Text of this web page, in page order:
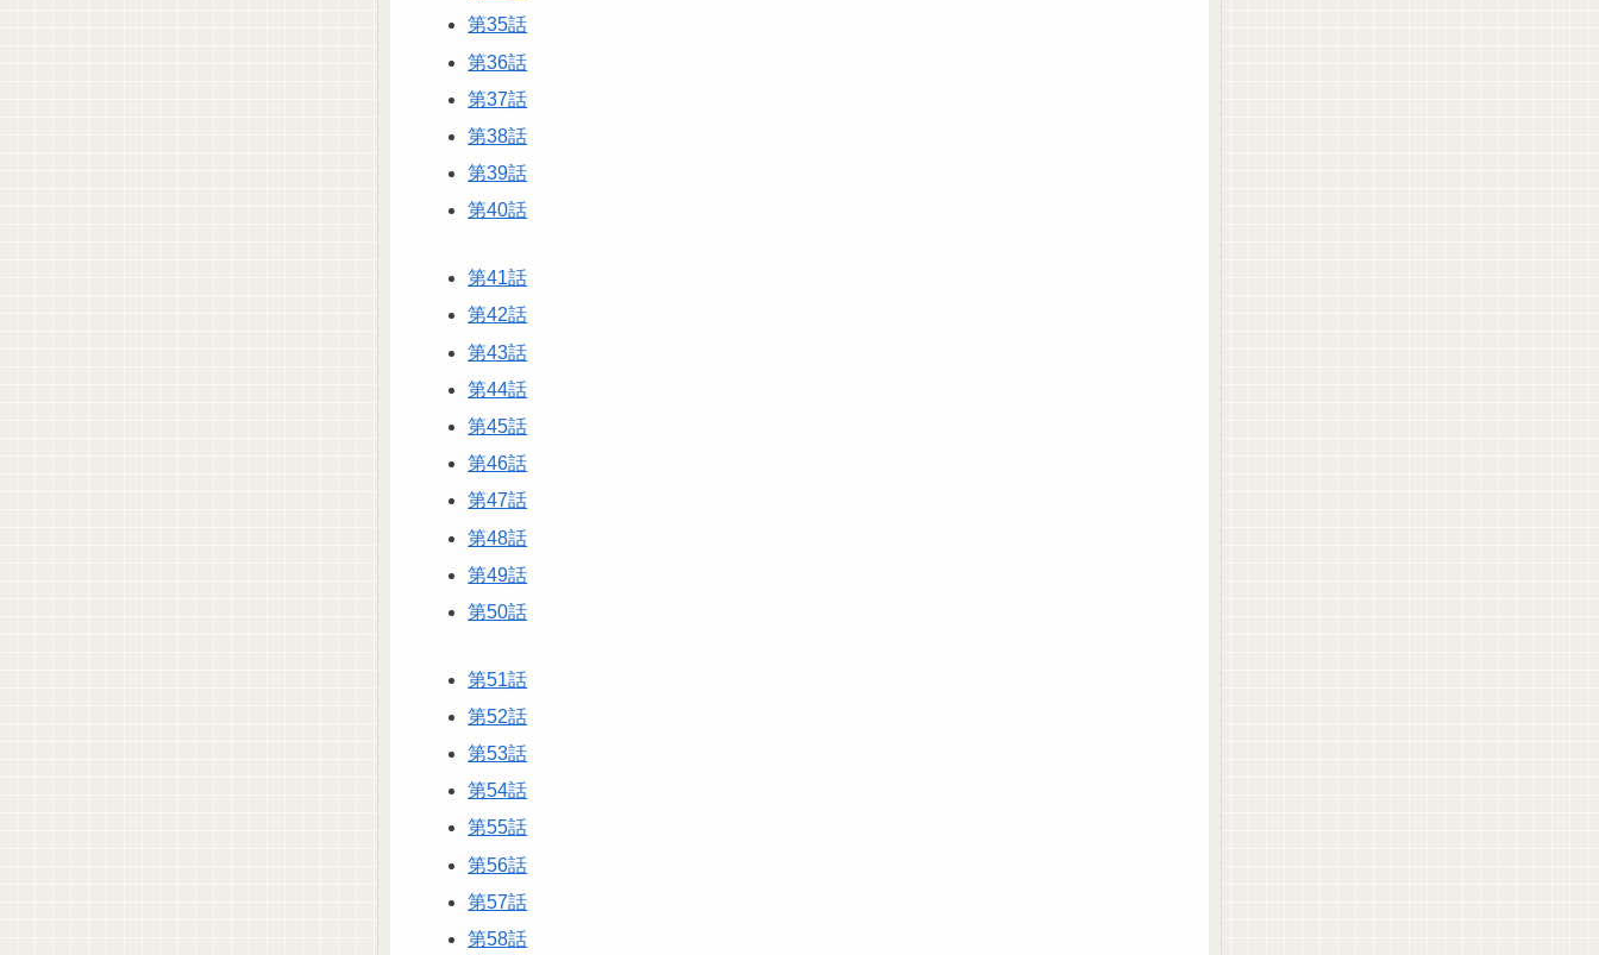
第35話
第36話
第37話
第38話
第39話
第40話
第41話
第42話
第43話
第44話
第45話
第46話
第47話
第48話
第49話
第50話
第51話
第52話
第53話
第54話
第55話
第56話
第57話
第58話